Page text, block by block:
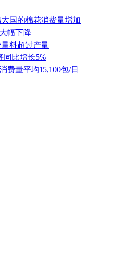
大国的棉花消费量增加
幅下降
量料超过产量
同比增长5%
费量平均15,100包/日